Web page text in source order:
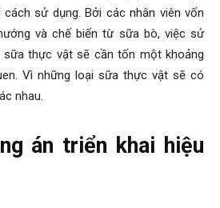
sử dụng. Bởi các nhân viên vốn
và chế biến từ sữa bò, việc sử
thực vật sẽ cần tốn một khoảng
Vì những loại sữa thực vật sẽ có
nhau.
án triển khai hiệu